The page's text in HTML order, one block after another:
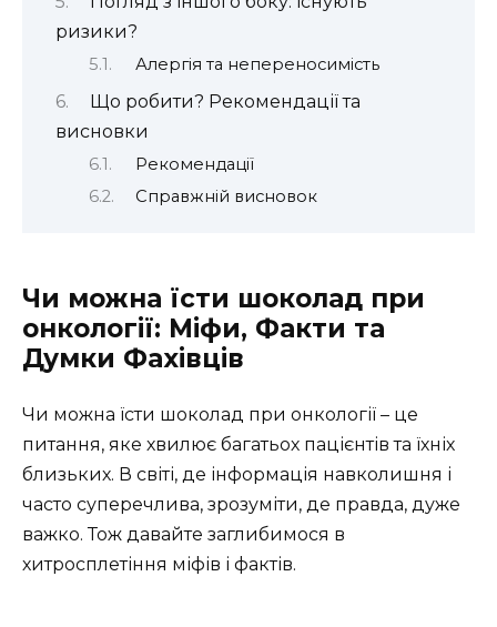
ризики?
Алергія та непереносимість
Що робити? Рекомендації та
висновки
Рекомендації
Справжній висновок
Чи можна їсти шоколад при
онкології: Міфи, Факти та
Думки Фахівців
Чи можна їсти шоколад при онкології – це
питання, яке хвилює багатьох пацієнтів та їхніх
близьких. В світі, де інформація навколишня і
часто суперечлива, зрозуміти, де правда, дуже
важко. Тож давайте заглибимося в
хитросплетіння міфів і фактів.